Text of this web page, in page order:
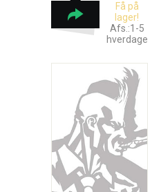
Få på
lager!
Afs.:1-5
hverdage